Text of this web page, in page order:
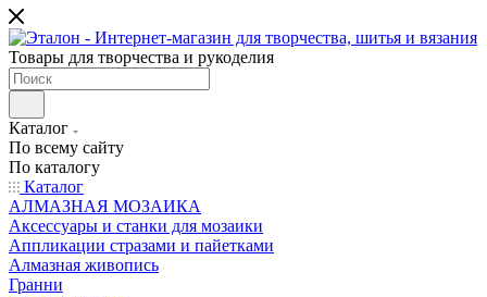
Товары для творчества и рукоделия
Каталог
По всему сайту
По каталогу
Каталог
АЛМАЗНАЯ МОЗАИКА
Аксессуары и станки для мозаики
Аппликации стразами и пайетками
Алмазная живопись
Гранни